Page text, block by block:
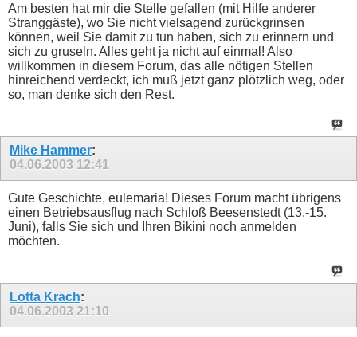
Am besten hat mir die Stelle gefallen (mit Hilfe anderer
Stranggäste), wo Sie nicht vielsagend zurückgrinsen
können, weil Sie damit zu tun haben, sich zu erinnern und
sich zu gruseln. Alles geht ja nicht auf einmal! Also
willkommen in diesem Forum, das alle nötigen Stellen
hinreichend verdeckt, ich muß jetzt ganz plötzlich weg, oder
so, man denke sich den Rest.
Mike Hammer:
04.06.2003 12:41
Gute Geschichte, eulemaria! Dieses Forum macht übrigens
einen Betriebsausflug nach Schloß Beesenstedt (13.-15.
Juni), falls Sie sich und Ihren Bikini noch anmelden
möchten.
Lotta Krach:
04.06.2003 21:10